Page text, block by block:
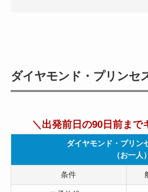
ダイヤモンド・プリンセ
＼出発前日の90日前まで
ダイヤモンド・プリン
（お一人）
条件